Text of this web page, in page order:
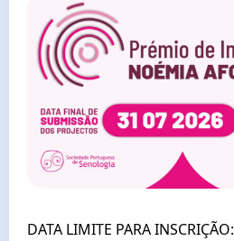
DATA LIMITE PARA INSCRIÇÃO: